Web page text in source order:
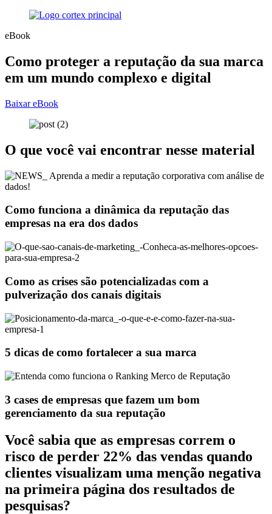
eBook
Como proteger a reputação da sua marca
em um mundo complexo e digital
Baixar eBook
O que você vai encontrar nesse material
Como funciona a dinâmica da reputação das
empresas na era dos dados
Como as crises são potencializadas com a
pulverização dos canais digitais
5 dicas de como fortalecer a sua marca
3 cases de empresas que fazem um bom
gerenciamento da sua reputação
Você sabia que as empresas correm o
risco de perder 22% das vendas quando
clientes visualizam uma menção negativa
na primeira página dos resultados de
pesquisas?